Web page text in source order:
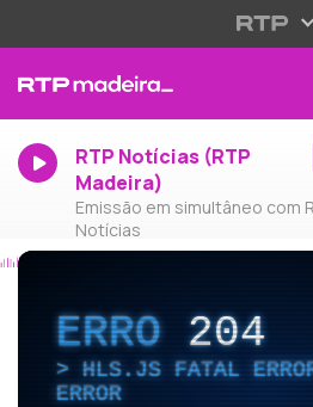
RTP Notícias (RTP
Madeira)
Emissão em simultâneo com
Notícias
ERRO204
HLS.JS FATAL
ERROR